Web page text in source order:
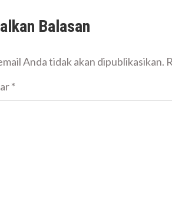
Balasan
Anda tidak akan dipublikasikan.
*